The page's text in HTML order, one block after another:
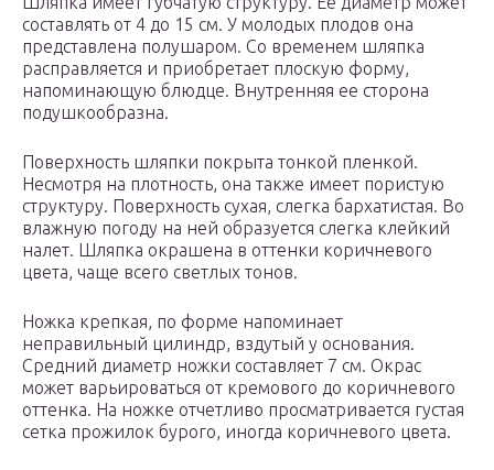
составлять от 4 до 15 см. У молодых плодов она
представлена полушаром. Со временем шляпка
расправляется и приобретает плоскую форму,
напоминающую блюдце. Внутренняя ее сторона
подушкообразна.
Поверхность шляпки покрыта тонкой пленкой.
Несмотря на плотность, она также имеет пористую
структуру. Поверхность сухая, слегка бархатистая. Во
влажную погоду на ней образуется слегка клейкий
налет. Шляпка окрашена в оттенки коричневого
цвета, чаще всего светлых тонов.
Ножка крепкая, по форме напоминает
неправильный цилиндр, вздутый у основания.
Средний диаметр ножки составляет 7 см. Окрас
может варьироваться от кремового до коричневого
оттенка. На ножке отчетливо просматривается густая
сетка прожилок бурого, иногда коричневого цвета.